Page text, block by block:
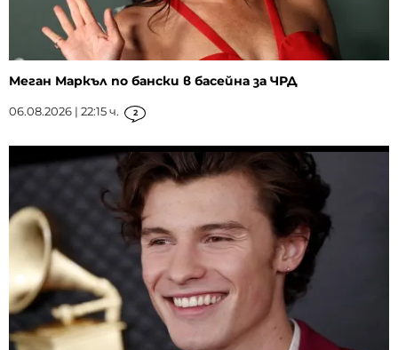
Меган Маркъл по бански в басейна за ЧРД
06.08.2026 | 22:15 ч. 2